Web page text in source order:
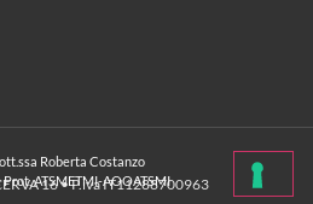
Roberta Costanzo
ATSMETMI-AOOATSMI
16 • P.iva IT11288700963